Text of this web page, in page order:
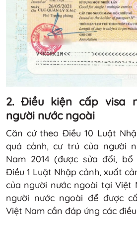
2. Điều kiện cấp visa
người nước ngoài
Căn cứ theo Điều 10 Luật
quá cảnh, cư trú của người
Nam 2014 (được sửa đổi,
Điều 1 Luật Nhập cảnh, xuất
của người nước ngoài tại Việt
người nước ngoài để được
Việt Nam cần đáp ứng các